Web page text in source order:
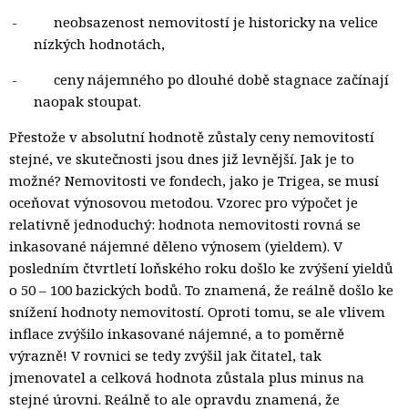
-
neobsazenost nemovitostí je historicky na velice
nízkých hodnotách,
-
ceny nájemného po dlouhé době stagnace začínají
naopak stoupat.
Přestože v absolutní hodnotě zůstaly ceny nemovitostí
stejné, ve skutečnosti jsou dnes již levnější. Jak je to
možné? Nemovitosti ve fondech, jako je Trigea, se musí
oceňovat výnosovou metodou. Vzorec pro výpočet je
relativně jednoduchý: hodnota nemovitosti rovná se
inkasované nájemné děleno výnosem (yieldem). V
posledním čtvrtletí loňského roku došlo ke zvýšení yieldů
o 50 – 100 bazických bodů. To znamená, že reálně došlo ke
snížení hodnoty nemovitostí. Oproti tomu, se ale vlivem
inflace zvýšilo inkasované nájemné, a to poměrně
výrazně! V rovnici se tedy zvýšil jak čitatel, tak
jmenovatel a celková hodnota zůstala plus minus na
stejné úrovni. Reálně to ale opravdu znamená, že